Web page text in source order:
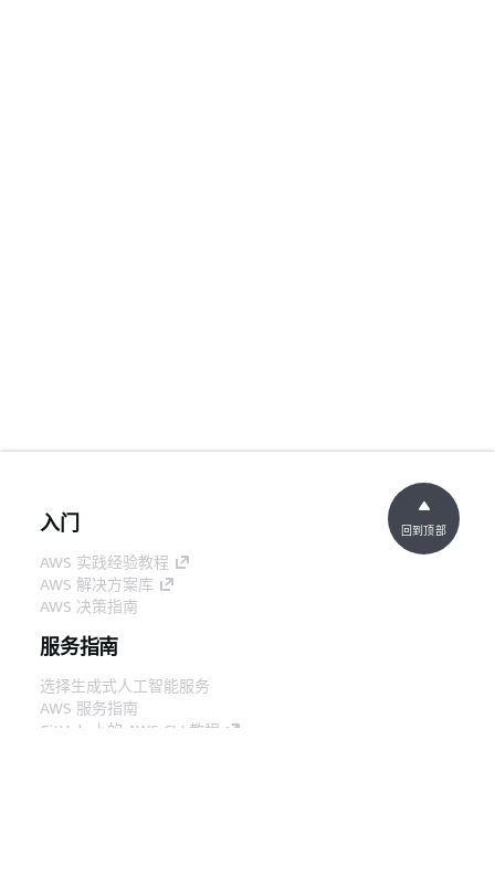
入门
AWS 实践经验教程
AWS 解决方案库
AWS 决策指南
服务指南
选择生成式人工智能服务
AWS 服务指南
GitHub 上的 AWS CLI 教程
回到顶部